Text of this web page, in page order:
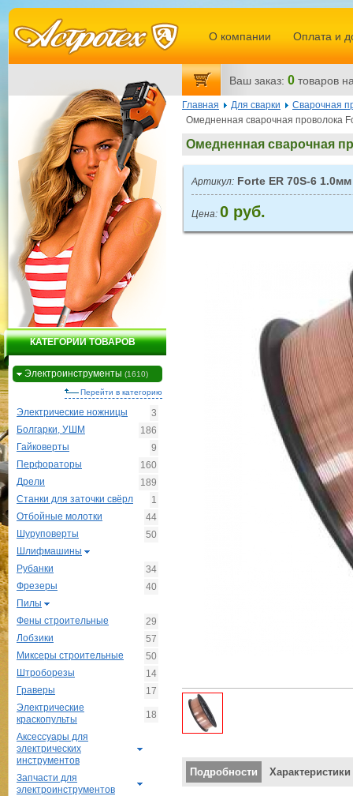
Главная Для сварки
Сварочная
Омедненная сварочная проволока
Омедненная сварочная
Артикул: Forte ER 70S-6 1.0мм
Цена: 0 руб.
Вертикальные вкладки
Подробности Характеристики
КАТЕГОРИИ ТОВАРОВ
Электроинструменты (1610)
Перейти в категорию
Электрические ножницы
3
Болгарки, УШМ
186
Гайковерты
9
Перфораторы
160
Дрели
189
Станки для заточки свёрл
1
Отбойные молотки
44
Шуруповерты
50
Шлифмашины
Рубанки
34
Фрезеры
40
Пилы
Фены строительные
29
Лобзики
57
Миксеры строительные
50
Штроборезы
14
Граверы
17
Электрические
краскопульты
18
Аксессуары для
электрических
инструментов
Запчасти для
электроинструментов
О компании Оплата и
Ваш заказ: 0 товаров